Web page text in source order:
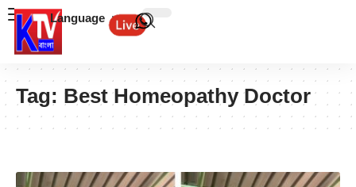
Language
Tag: Best Homeopathy Doctor